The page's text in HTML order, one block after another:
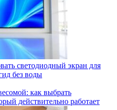
светодиодный экран для
без воды
как выбрать
действительно работает